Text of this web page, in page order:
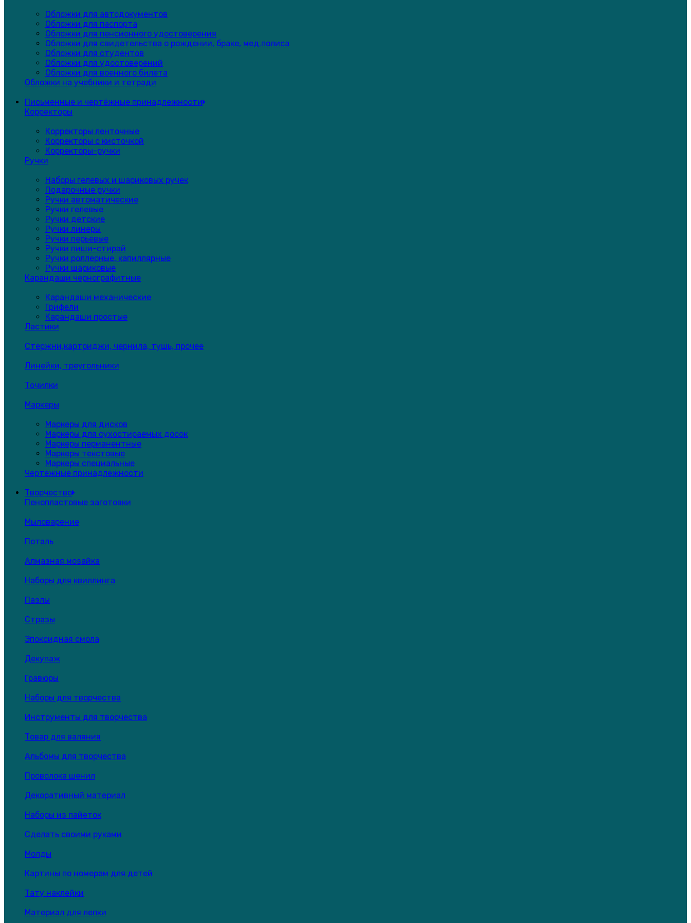
Обложки для автодокументов
Обложки для паспорта
Обложки для пенсионного удостоверения
Обложки для свидетельства о рождении, браке, мед.полиса
Обложки для студентов
Обложки для удостоверений
Обложки для военного билета
Обложки на учебники и тетради
Письменные и чертёжные принадлежности
Корректоры
Корректоры ленточные
Корректоры с кисточкой
Корректоры-ручки
Ручки
Наборы гелевых и шариковых ручек
Подарочные ручки
Ручки автоматические
Ручки гелевые
Ручки детские
Ручки линеры
Ручки перьевые
Ручки пиши-стирай
Ручки роллерные, капиллярные
Ручки шариковые
Карандаши чернографитные
Карандаши механические
Грифели
Карандаши простые
Ластики
Стержни,картриджи, чернила, тушь, прочее
Линейки, треугольники
Точилки
Маркеры
Маркеры для дисков
Маркеры для сухостираемых досок
Маркеры перманентные
Маркеры текстовые
Маркеры специальные
Чертежные принадлежности
Творчество
Пенопластовые заготовки
Мыловарение
Поталь
Алмазная мозайка
Наборы для квиллинга
Пазлы
Стразы
Эпоксидная смола
Декупаж
Гравюры
Наборы для творчества
Инструменты для творчества
Товар для валяния
Альбомы для творчества
Проволока шенил
Декоративный материал
Наборы из пайеток
Сделать своими руками
Молды
Картины по номерам для детей
Тату наклейки
Материал для лепки